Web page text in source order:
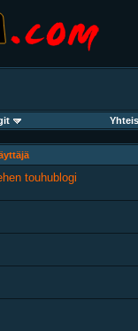
touhublogi